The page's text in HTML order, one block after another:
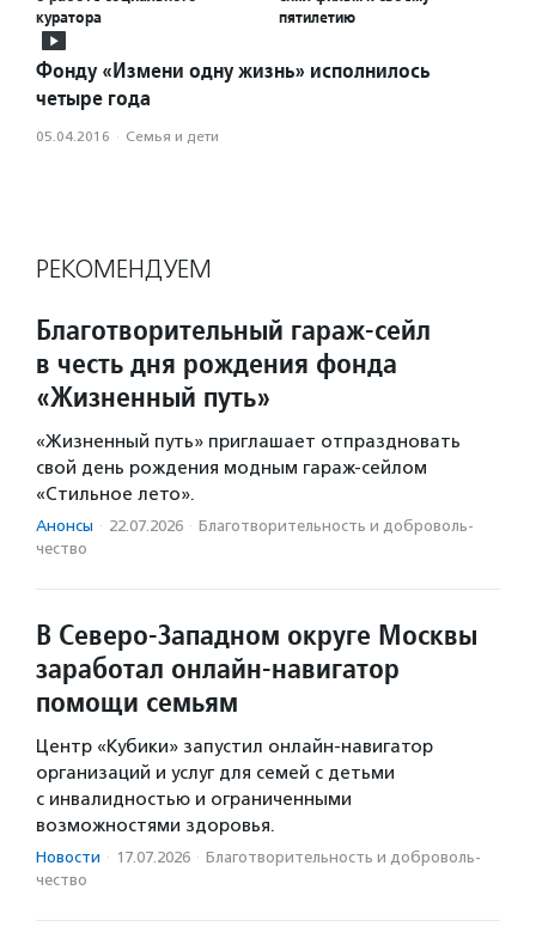
куратора
пятилетию
Фонду «Измени одну жизнь» исполнилось
четыре года
05.04.2016 · Семья и дети
РЕКОМЕНДУЕМ
Благотворительный гараж-сейл
в честь дня рождения фонда
«Жизненный путь»
«Жизненный путь» приглашает отпраздновать
свой день рождения модным гараж-сейлом
«Стильное лето».
Анонсы · 22.07.2026 · Благотвори­тель­ность и доброволь­
чест­во
В Северо-Западном округе Москвы
заработал онлайн-навигатор
помощи семьям
Центр «Кубики» запустил онлайн-навигатор
организаций и услуг для семей с детьми
с инвалидностью и ограниченными
возможностями здоровья.
Новости · 17.07.2026 · Благотвори­тель­ность и доброволь­
чест­во